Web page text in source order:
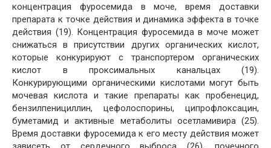
концентрация фуросемида в моче, время доставки
препарата к точке действия и динамика эффекта в точке
действия (19). Концентрация фуросемида в моче может
снижаться в присутствии других органических кислот,
которые конкурируют с транспортером органических
кислот в проксимальных канальцах (19).
Конкурирующими органическими кислотами могут быть
мочевая кислота и такие препараты как пробенецид,
бензилпенициллин, цефолоспорины, ципрофлоксацин,
буметамид и активные метаболиты осетламивира (25).
Время доставки фуросемида к его месту действия может